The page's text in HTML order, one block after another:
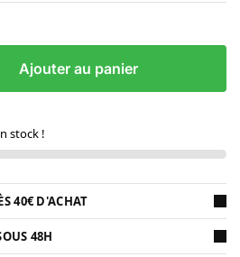
Ajouter au panier
stock !
40€ D'ACHAT
48H